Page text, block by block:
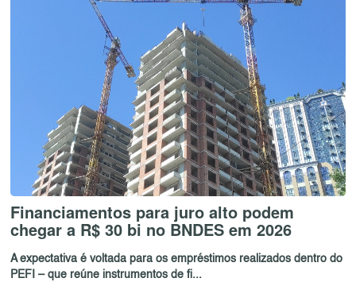
Financiamentos para juro alto podem
chegar a R$ 30 bi no BNDES em 2026
A expectativa é voltada para os empréstimos realizados dentro do
PEFI – que reúne instrumentos de fi...